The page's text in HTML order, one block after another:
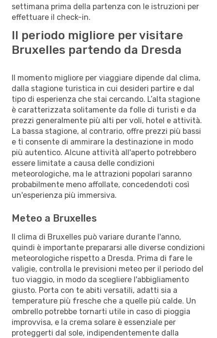
settimana prima della partenza con le istruzioni per
effettuare il check-in.
Il periodo migliore per visitare
Bruxelles partendo da Dresda
Il momento migliore per viaggiare dipende dal clima,
dalla stagione turistica in cui desideri partire e dal
tipo di esperienza che stai cercando. L’alta stagione
è caratterizzata solitamente da folle di turisti e da
prezzi generalmente più alti per voli, hotel e attività.
La bassa stagione, al contrario, offre prezzi più bassi
e ti consente di ammirare la destinazione in modo
più autentico. Alcune attività all'aperto potrebbero
essere limitate a causa delle condizioni
meteorologiche, ma le attrazioni popolari saranno
probabilmente meno affollate, concedendoti così
un'esperienza più immersiva.
Meteo a Bruxelles
Il clima di Bruxelles può variare durante l'anno,
quindi è importante prepararsi alle diverse condizioni
meteorologiche rispetto a Dresda. Prima di fare le
valigie, controlla le previsioni meteo per il periodo del
tuo viaggio, in modo da scegliere l'abbigliamento
giusto. Porta con te abiti versatili, adatti sia a
temperature più fresche che a quelle più calde. Un
ombrello potrebbe tornarti utile in caso di pioggia
improvvisa, e la crema solare è essenziale per
proteggerti dal sole, indipendentemente dalla